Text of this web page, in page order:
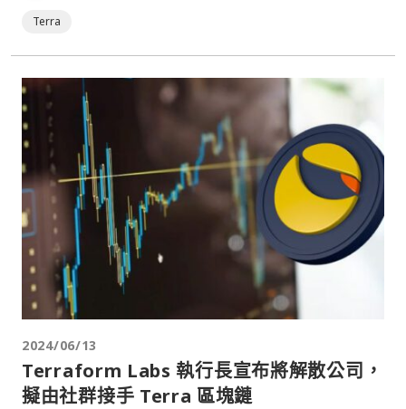
Terra
2024/06/13
Terraform Labs 執行長宣布將解散公司，
擬由社群接手 Terra 區塊鏈